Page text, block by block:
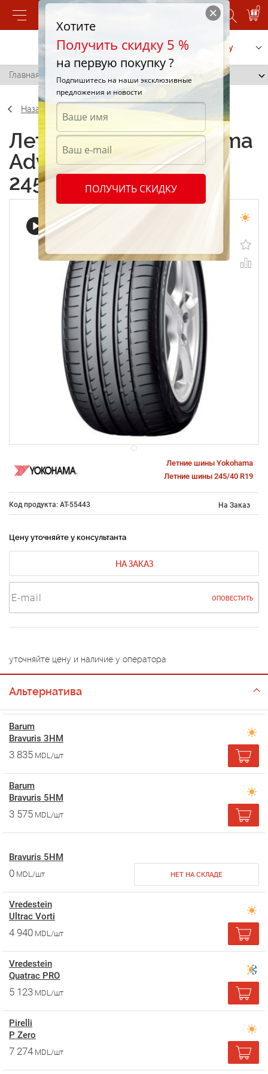
0
Позвонить Заказать услугу
Главная / Yokohama Advan Sport V105 245/40 R19 94Y
Назад
Летние шины Yokohama
Advan Sport V105
245/40 R19 94Y
Летние шины Yokohama
Летние шины 245/40 R19
Код продукта: AT-55443 На Заказ
Цену уточняйте у консультанта
НА ЗАКАЗ
ОПОВЕСТИТЬ
уточняйте цену и наличие у оператора
Альтернатива
Barum
Bravuris 3HM
3 835 MDL/шт
Barum
Bravuris 5HM
3 575 MDL/шт
Bravuris 5HM
0 MDL/шт НЕТ НА СКЛАДЕ
Vredestein
Ultrac Vorti
4 940 MDL/шт
Vredestein
Quatrac PRO
5 123 MDL/шт
Pirelli
P Zero
7 274 MDL/шт
Хотите
Получить скидку 5 %
на первую покупку ?
Подпишитесь на наши эксклюзивные
предложения и новости
ПОЛУЧИТЬ СКИДКУ